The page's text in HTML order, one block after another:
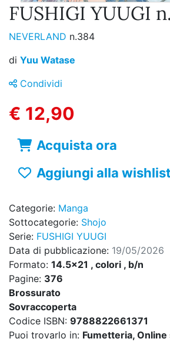
FUSHIGI YUUGI
NEVERLAND n.384
di Yuu Watase
Condividi
€ 12,90
Acquista ora
Aggiungi alla wishlist
Categorie: Manga
Sottocategorie: Shojo
Serie: FUSHIGI YUUGI
Data di pubblicazione: 19/05/2026
Formato: 14.5x21 , colori , b/n
Pagine: 376
Brossurato
Sovraccoperta
Codice ISBN: 9788822661371
Puoi trovarlo in: Fumetteria,